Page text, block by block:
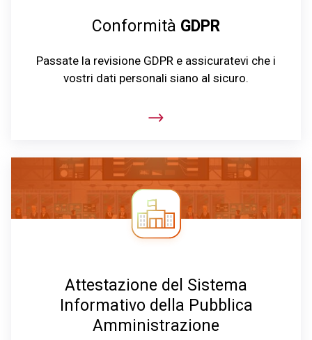
Conformità GDPR
Passate la revisione GDPR e assicuratevi che i
vostri dati personali siano al sicuro.
Attestazione del Sistema
Informativo della Pubblica
Amministrazione